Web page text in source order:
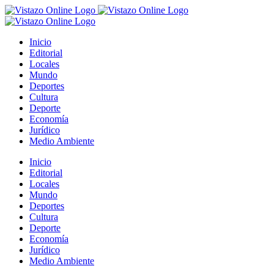
Saltar
al
Inicio
Editorial
Locales
Mundo
Deportes
Cultura
Deporte
Economía
Jurídico
Medio Ambiente
Inicio
Editorial
Locales
Mundo
Deportes
Cultura
Deporte
Economía
Jurídico
Medio Ambiente